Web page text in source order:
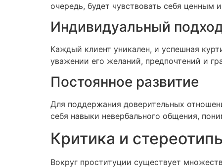
очередь, будет чувствовать себя ценным
Индивидуальный
Каждый клиент уникален, и успешная
уважении его желаний, предпочтений и
Постоянное развитие
Для поддержания доверительных
себя навыки невербального общения,
Критика и
Вокруг проституции существует